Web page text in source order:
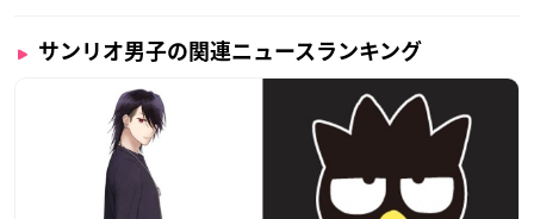
サンリオ男子の関連ニュースランキング